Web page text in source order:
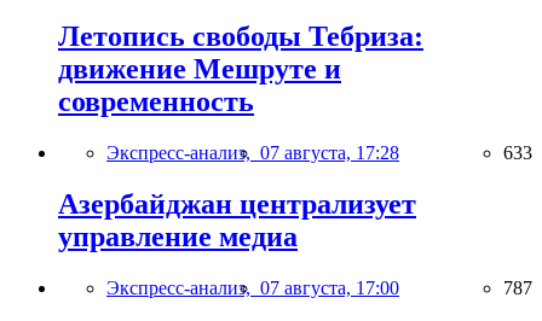
Летопись свободы Тебриза:
движение Мешруте и
современность
Экспресс-анализ, 07 августа, 17:28 633
Азербайджан централизует
управление медиа
Экспресс-анализ, 07 августа, 17:00 787